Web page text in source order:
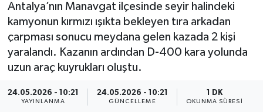
Antalya’nın Manavgat ilçesinde seyir halindeki
kamyonun kırmızı ışıkta bekleyen tıra arkadan
çarpması sonucu meydana gelen kazada 2 kişi
yaralandı. Kazanın ardından D-400 kara yolunda
uzun araç kuyrukları oluştu.
24.05.2026 - 10:21
YAYINLANMA
24.05.2026 - 10:21
GÜNCELLEME
1 DK
OKUNMA SÜRESI
Yaşam
Ekonomi
Spor
Süper Lig Puan Durumu ve Fikstür
Son Dakika Haberleri
Haber Arşivi